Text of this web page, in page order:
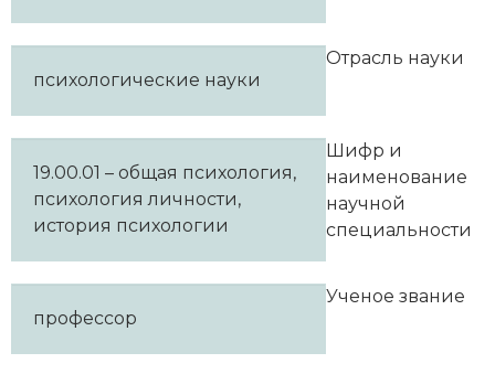
психологические науки
Отрасль науки
19.00.01 – общая психология,
психология личности,
история психологии
Шифр и
наименование
научной
специальности
профессор
Ученое звание